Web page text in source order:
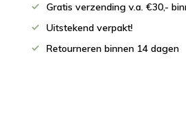
Gratis verzending v.a. €30,-
Uitstekend verpakt!
Retourneren binnen 14 dagen